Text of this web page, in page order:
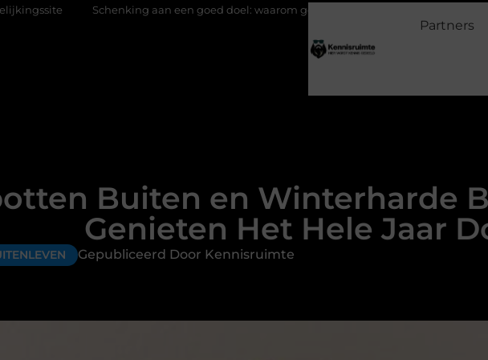
Schenking aan een goed doel: waarom geven belangrijk is en hoe het werkt
Partners
Buiten en Winterharde
Genieten Het Hele Jaar
Gepubliceerd Door Kennisruimte